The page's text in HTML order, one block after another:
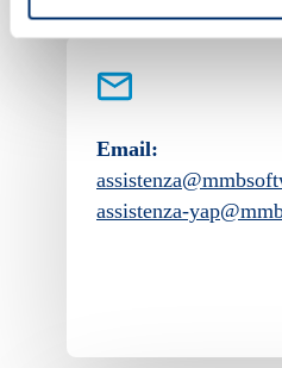
Email:
assistenza-